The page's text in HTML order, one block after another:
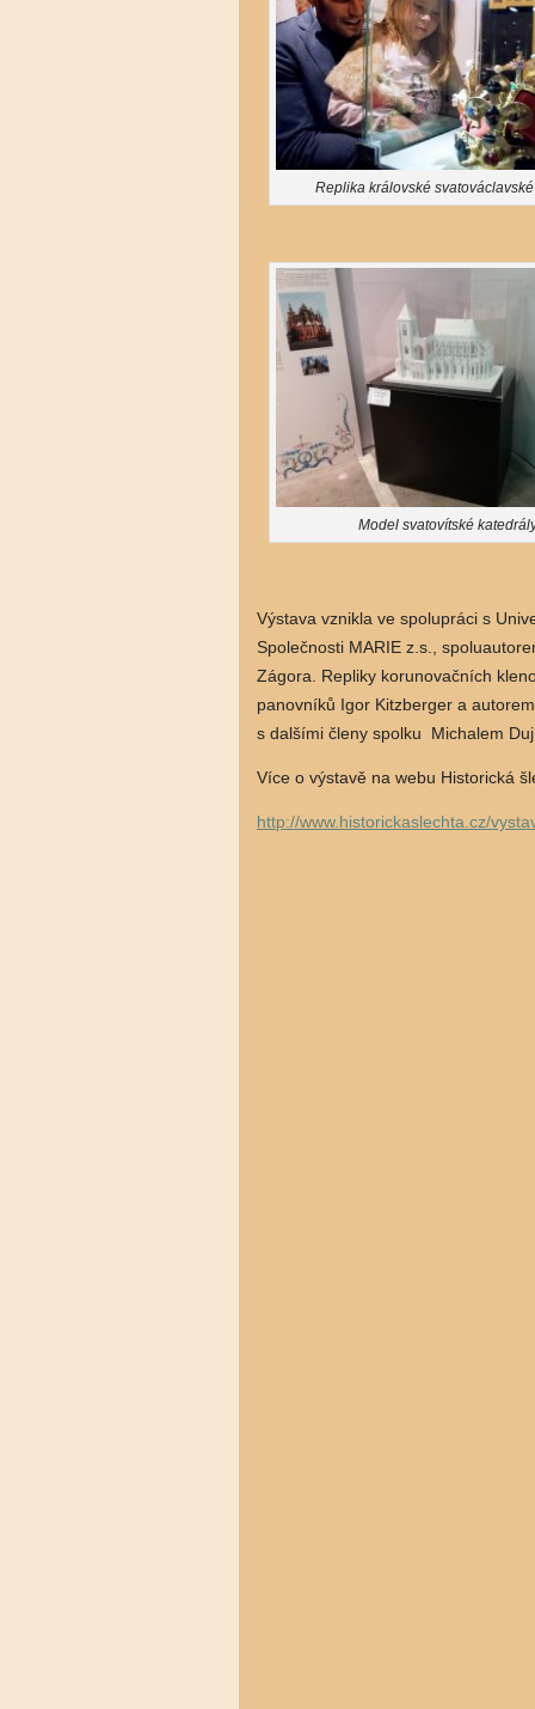
Replika královské
Model svatovítské
Výstava vznikla ve spolupráci s
Společnosti MARIE z.s.,
Zágora. Repliky korunovačních
panovníků Igor Kitzberger a
s dalšími členy spolku Michalem
Více o výstavě na webu Historická
http://www.historickaslechta.cz/